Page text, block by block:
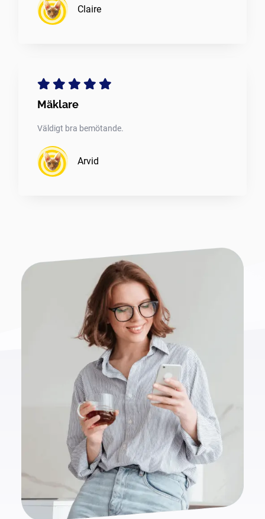
Claire
Mäklare
Väldigt bra bemötande.
Arvid